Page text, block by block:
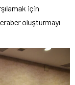
için
oluşturmayı